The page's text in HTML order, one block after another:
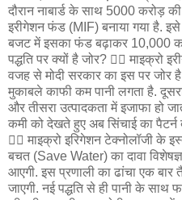
दौरान नाबार्ड के साथ 5000 करोड़
इरीगेशन फंड (MIF) बनाया गया है.
बजट में इसका फंड बढ़ाकर 10,000
पद्धति पर क्यों है जोर? 👉🏻
वजह से मोदी सरकार का इस पर जोर
मुकाबले काफी कम पानी लगता है.
और तीसरा उत्पादकता में इजाफा हो
कमी को देखते हुए अब सिंचाई का पैटर्न
👉🏻 माइक्रो इरिगेशन टेक्नोलॉजी के
बचत (Save Water) का दावा
आएगी. इस प्रणाली का ढांचा एक बार
जाएगी. नई पद्धति से ही पानी के साथ